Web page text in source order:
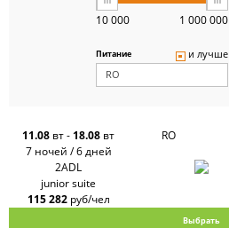
Alean
Sunmar
PlanTravel
FUN&SUN
ex TUI
Крымская
Волна
10 000 1 000 000
Питание и лучше
11.08 вт- 18.08 вт
7 ночей / 6 дней
RO
2ADL
junior suite
115 282 руб/чел
Выбрать